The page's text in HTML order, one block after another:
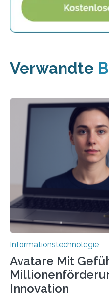
Verwandte
Informationstechnologie
Avatare Mit
Innovation